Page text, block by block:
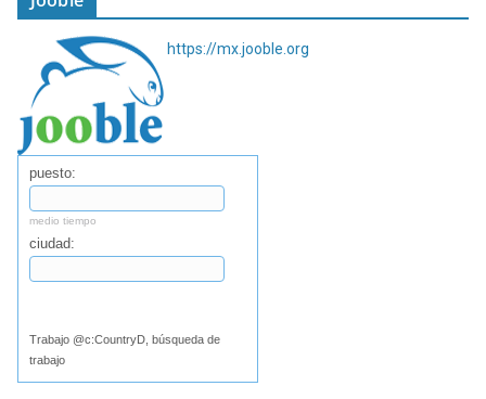
https://mx.jooble.org
puesto:
medio tiempo
ciudad:
Trabajo @c:CountryD, búsqueda de
trabajo